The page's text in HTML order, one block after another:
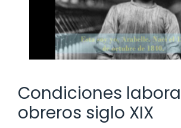
Condiciones
obreros siglo XIX